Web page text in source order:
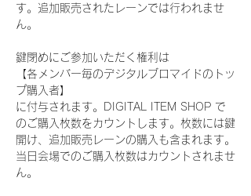
す。追加販売されたレーンでは行われませ
ん。
鍵閉めにご参加いただく権利は
【各メンバー毎のデジタルブロマイドのトッ
プ購入者】
に付与されます。DIGITAL ITEM SHOP で
のご購入枚数をカウントします。枚数には鍵
開け、追加販売レーンの購入も含まれます。
当日会場でのご購入枚数はカウントされませ
ん。